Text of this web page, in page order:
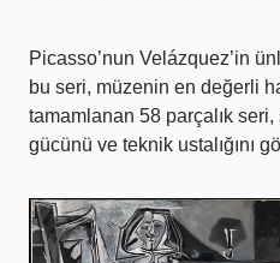
Picasso’nun Velázquez’in
bu seri, müzenin en değerli
tamamlanan 58 parçalık seri,
gücünü ve teknik ustalığını